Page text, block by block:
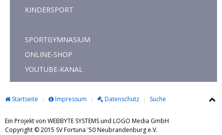
KINDERSPORT
SPORTGYMNASIUM
ONLINE-SHOP
YOUTUBE-KANAL
Startseite Impressum Datenschutz Suche
Ein Projekt von WEBBYTE SYSTEMS und LOGO Media GmbH
Copyright © 2015 SV Fortuna '50 Neubrandenburg e.V.